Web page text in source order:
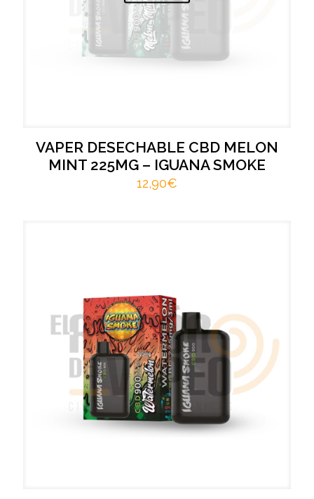
VAPER DESECHABLE CBD MELON
MINT 225MG – IGUANA SMOKE
12,90€